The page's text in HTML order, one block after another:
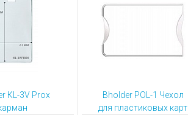
КL-3V Prox
Bholder POL-1 Чехол
для пластиковых карт